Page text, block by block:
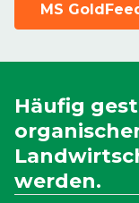
MS
Häufig
werden.